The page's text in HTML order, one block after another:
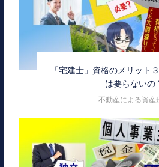
「宅建士」資格のメリッ
は要らないの
不動産による資産